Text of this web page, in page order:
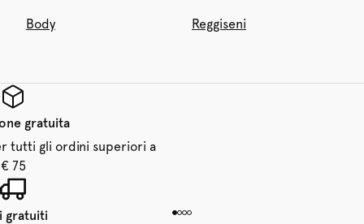
Body Reggiseni
gratuita
tutti gli ordini superiori a
€ 75
gratuiti